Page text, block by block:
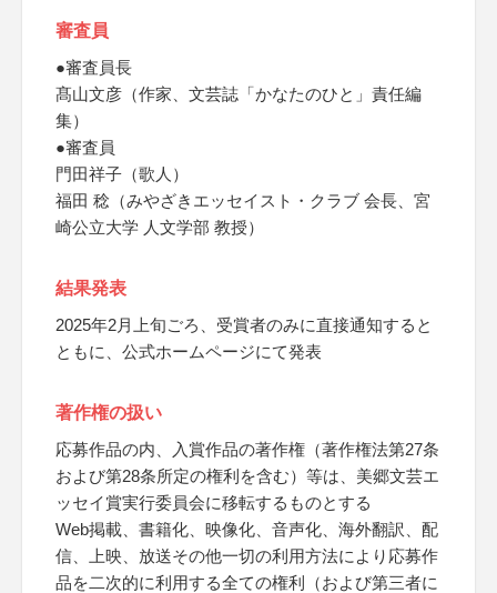
審査員
●審査員長
髙山文彦（作家、文芸誌「かなたのひと」責任編
集）
●審査員
門田祥子（歌人）
福田 稔（みやざきエッセイスト・クラブ 会長、宮
崎公立大学 人文学部 教授）
結果発表
2025年2月上旬ごろ、受賞者のみに直接通知すると
ともに、公式ホームページにて発表
著作権の扱い
応募作品の内、入賞作品の著作権（著作権法第27条
および第28条所定の権利を含む）等は、美郷文芸エ
ッセイ賞実行委員会に移転するものとする
Web掲載、書籍化、映像化、音声化、海外翻訳、配
信、上映、放送その他一切の利用方法により応募作
品を二次的に利用する全ての権利（および第三者に